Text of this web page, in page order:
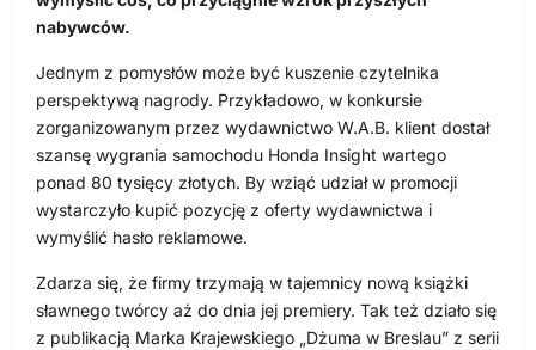
nabywców.
Jednym z pomysłów może być kuszenie czytelnika
perspektywą nagrody. Przykładowo, w konkursie
zorganizowanym przez wydawnictwo W.A.B. klient dostał
szansę wygrania samochodu Honda Insight wartego
ponad 80 tysięcy złotych. By wziąć udział w promocji
wystarczyło kupić pozycję z oferty wydawnictwa i
wymyślić hasło reklamowe.
Zdarza się, że firmy trzymają w tajemnicy nową książki
sławnego twórcy aż do dnia jej premiery. Tak też działo się
z publikacją Marka Krajewskiego „Dżuma w Breslau” z serii